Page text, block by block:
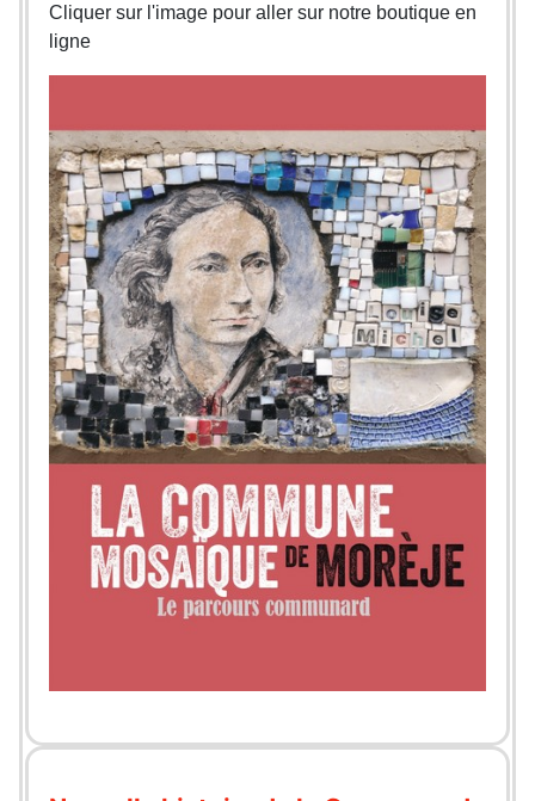
Cliquer sur l'image pour aller sur notre boutique en
ligne